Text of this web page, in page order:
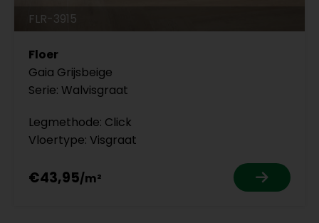
FLR-3915
Floer
Gaia Grijsbeige
Serie: Walvisgraat
Legmethode: Click
Vloertype: Visgraat
€43,95